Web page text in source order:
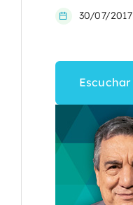
30/07/2017
Escuchar